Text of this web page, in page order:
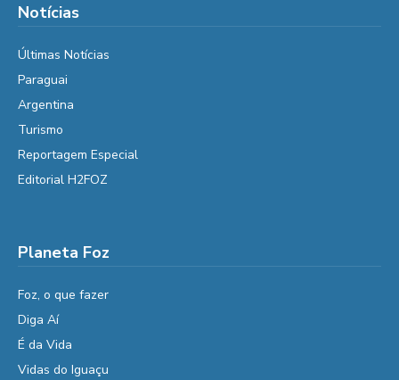
Notícias
Últimas Notícias
Paraguai
Argentina
Turismo
Reportagem Especial
Editorial H2FOZ
Planeta Foz
Foz, o que fazer
Diga Aí
É da Vida
Vidas do Iguaçu